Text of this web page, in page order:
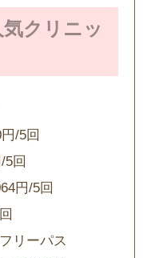
クリニッ
/5回
5回
円/5回
リーパス